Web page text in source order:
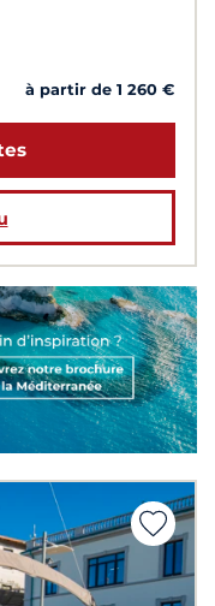
à partir de 1 260 €